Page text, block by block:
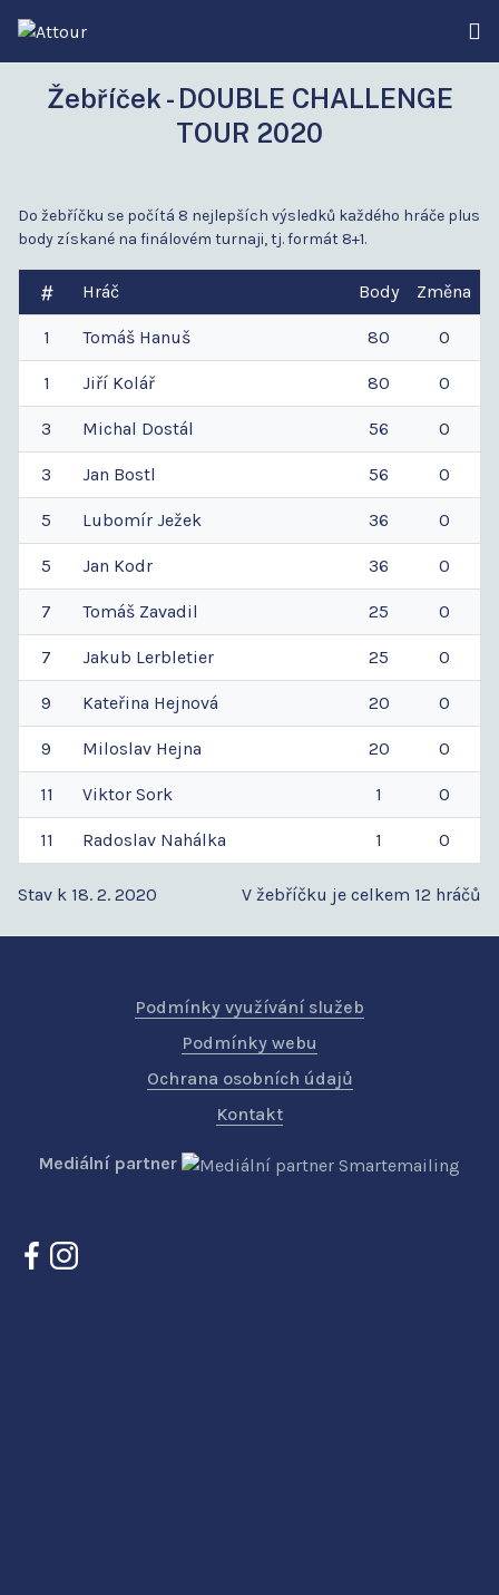
Žebříček - DOUBLE CHALLENGE
TOUR 2020
Do žebříčku se počítá 8 nejlepších výsledků každého hráče plus
body získané na finálovém turnaji, tj. formát 8+1.
Hráč Body Změna
1 Tomáš Hanuš 80 0
1 Jiří Kolář 80 0
3 Michal Dostál 56 0
3 Jan Bostl 56 0
5 Lubomír Ježek 36 0
5 Jan Kodr 36 0
7 Tomáš Zavadil 25 0
7 Jakub Lerbletier 25 0
9 Kateřina Hejnová 20 0
9 Miloslav Hejna 20 0
11 Viktor Sork 1 0
11 Radoslav Nahálka 1 0
Stav k 18. 2. 2020 V žebříčku je celkem 12 hráčů
Podmínky využívání služeb
Podmínky webu
Ochrana osobních údajů
Kontakt
Mediální partner